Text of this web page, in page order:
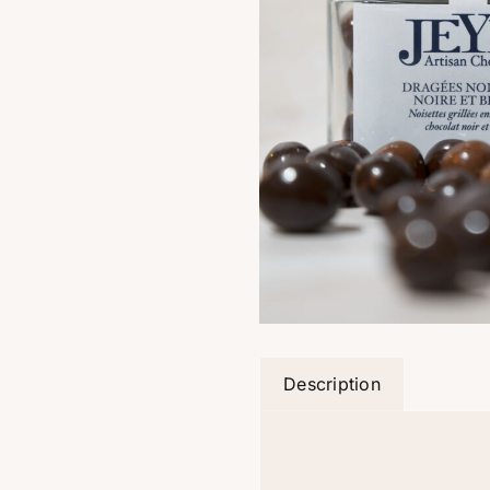
Description